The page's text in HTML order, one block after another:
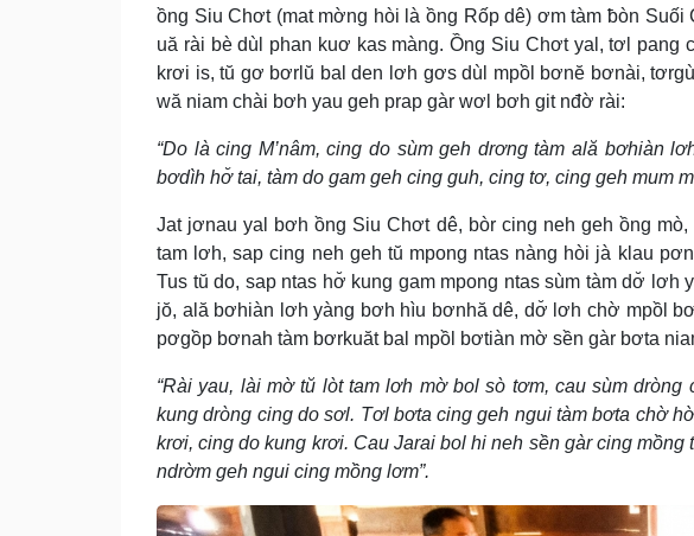
ồng Siu Chơt (mat mờng hòi là ồng Rốp dê) ơm tàm ƀòn
uă rài bè dùl phan kuơ kas màng. Ồng Siu Chơt yal, tơl pang
krơi is, tŭ gơ bơrlŭ bal den lơh gơs dùl mpồl bơnĕ bơnài,
wă niam chài bơh yau geh prap gàr wơl bơh git nđờ rài:
“Do là cing M’nâm, cing do sùm geh drơng tàm ală bơhiàn
bơdìh hơ̆ tai, tàm do gam geh cing guh, cing tơ, cing geh mum
Jat jơnau yal bơh ồng Siu Chơt dê, bòr cing neh geh ồng
tam lơh, sap cing neh geh tŭ mpong ntas nàng hòi jà klau
Tus tŭ do, sap ntas hơ̆ kung gam mpong ntas sùm tàm dơ̆
jŏ, ală bơhiàn lơh yàng bơh hìu bơnhă dê, dơ̆ lơh chờ mpồl
pơgồp bơnah tàm bơrkuăt bal mpồl bơtiàn mờ sền gàr bơta
“Rài yau, lài mờ tŭ lòt tam lơh mờ bol sò tơm, cau sùm
kung dròng cing do sơl. Tơl bơta cing geh ngui tàm bơta chờ
krơi, cing do kung krơi. Cau Jarai bol hi neh sền gàr cing
ndrờm geh ngui cing mồng lơm”.